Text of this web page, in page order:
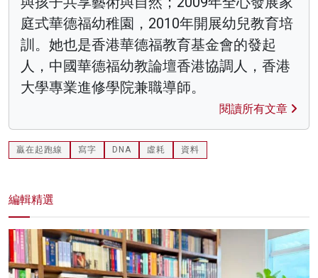
庭式華德福幼稚園，2010年開展幼兒教育培
訓。她也是香港華德福教育基金會的發起
人，中國華德福幼教論壇香港協調人，香港
大學專業進修學院兼職導師。
閱讀所有文章
贏在起跑線 寫字 DNA 虛耗 資料
編輯精選